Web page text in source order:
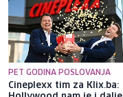
PET GODINA POSLOVANJA
Cineplexx tim za Klix.ba: